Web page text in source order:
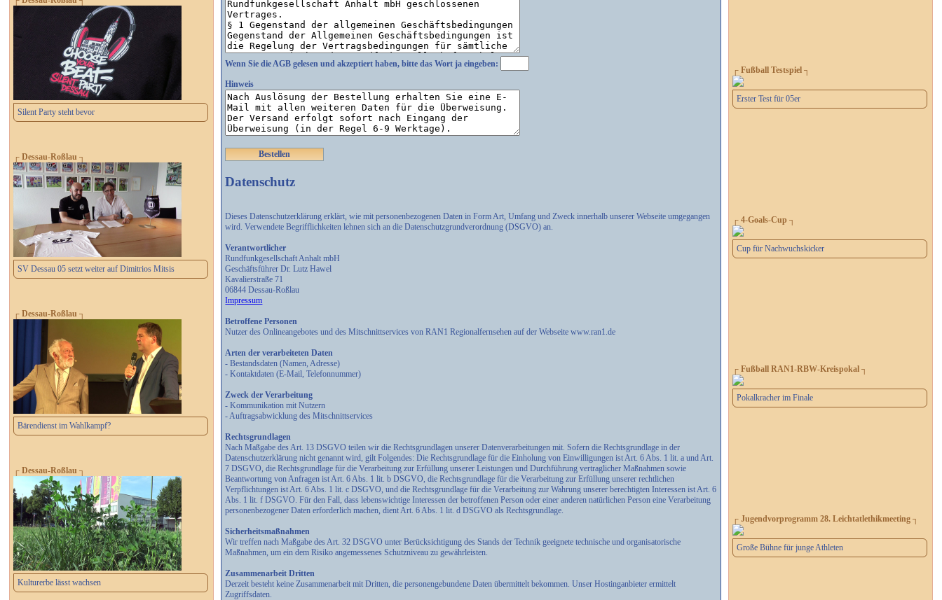
Silent Party steht bevor
┌ Dessau-Roßlau ┐
SV Dessau 05 setzt weiter auf Dimitrios Mitsis
┌ Dessau-Roßlau ┐
Bärendienst im Wahlkampf?
┌ Dessau-Roßlau ┐
Kulturerbe lässt wachsen
Wenn Sie die AGB gelesen und akzeptiert haben, bitte das Wortja eingeben:
Hinweis
Bestellen
Datenschutz
Dieses Datenschutzerklärung erklärt, wie mit personenbezogenen Daten in Form Art, Umfang und Zweck innerhalb unserer Webseite umgegangen
wird. Verwendete Begrifflichkeiten lehnen sich an die Datenschutzgrundverordnung (DSGVO) an.
Verantwortlicher
Rundfunkgesellschaft Anhalt mbH
Geschäftsführer Dr. Lutz Hawel
Kavalierstraße 71
06844 Dessau-Roßlau
Impressum
Betroffene Personen
Nutzer des Onlineangebotes und des Mitschnittservices von RAN1 Regionalfernsehen auf der Webseite www.ran1.de
Arten der verarbeiteten Daten
- Bestandsdaten (Namen, Adresse)
- Kontaktdaten (E-Mail, Telefonnummer)
Zweck der Verarbeitung
- Kommunikation mit Nutzern
- Auftragsabwicklung des Mitschnittservices
Rechtsgrundlagen
Nach Maßgabe des Art. 13 DSGVO teilen wir die Rechtsgrundlagen unserer Datenverarbeitungen mit. Sofern die Rechtsgrundlage in der
Datenschutzerklärung nicht genannt wird, gilt Folgendes: Die Rechtsgrundlage für die Einholung von Einwilligungen ist Art. 6 Abs. 1 lit. a und Art.
7 DSGVO, die Rechtsgrundlage für die Verarbeitung zur Erfüllung unserer Leistungen und Durchführung vertraglicher Maßnahmen sowie
Beantwortung von Anfragen ist Art. 6 Abs. 1 lit. b DSGVO, die Rechtsgrundlage für die Verarbeitung zur Erfüllung unserer rechtlichen
Verpflichtungen ist Art. 6 Abs. 1 lit. c DSGVO, und die Rechtsgrundlage für die Verarbeitung zur Wahrung unserer berechtigten Interessen ist Art. 6
Abs. 1 lit. f DSGVO. Für den Fall, dass lebenswichtige Interessen der betroffenen Person oder einer anderen natürlichen Person eine Verarbeitung
personenbezogener Daten erforderlich machen, dient Art. 6 Abs. 1 lit. d DSGVO als Rechtsgrundlage.
Sicherheitsmaßnahmen
Wir treffen nach Maßgabe des Art. 32 DSGVO unter Berücksichtigung des Stands der Technik geeignete technische und organisatorische
Maßnahmen, um ein dem Risiko angemessenes Schutzniveau zu gewährleisten.
Zusammenarbeit Dritten
Derzeit besteht keine Zusammenarbeit mit Dritten, die personengebundene Daten übermittelt bekommen. Unser Hostinganbieter ermittelt
Zugriffsdaten.
┌ Fußball Testspiel ┐
Erster Test für 05er
┌ 4-Goals-Cup ┐
Cup für Nachwuchskicker
┌ Fußball RAN1-RBW-Kreispokal ┐
Pokalkracher im Finale
┌ Jugendvorprogramm 28. Leichtatlethikmeeting ┐
Große Bühne für junge Athleten